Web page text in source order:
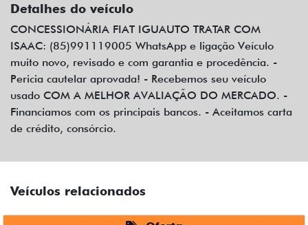
Detalhes do veículo
CONCESSIONÁRIA FIAT IGUAUTO TRATAR COM
ISAAC: (85)991119005 WhatsApp e ligação Veículo
muito novo, revisado e com garantia e procedência. -
Pericia cautelar aprovada! - Recebemos seu veículo
usado COM A MELHOR AVALIAÇÃO DO MERCADO. -
Financiamos com os principais bancos. - Aceitamos carta
de crédito, consórcio.
Veículos relacionados